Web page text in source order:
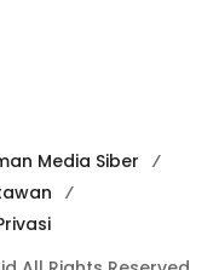
Media Siber